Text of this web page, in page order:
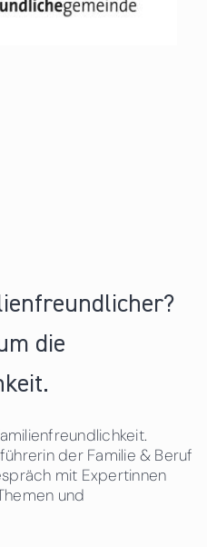
die
der Familie & Beruf
mit Expertinnen
und